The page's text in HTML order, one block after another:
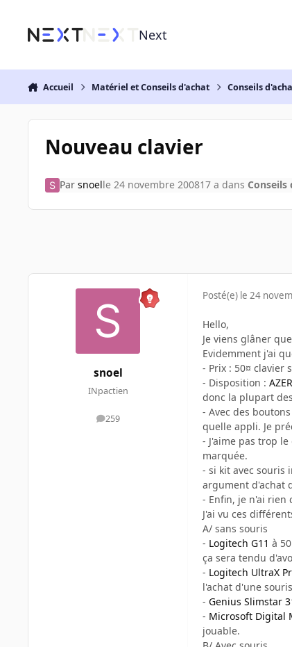
Next
Accueil Matériel et Conseils d'achat Conseils
Nouveau clavier
Par snoelle 24 novembre 200817 a dans Conseils
snoel
INpactien
259
messages
Posté(e) le 24
Hello,
Je viens glâner
Evidemment j'ai
- Prix : 50¤ clavier
- Disposition :
donc la plupart
- Avec des
quelle appli. Je
- J'aime pas trop
marquée.
- si kit avec souris
argument d'achat
- Enfin, je n'ai rien
J'ai vu ces
A/ sans souris
- Logitech G11 à
ça sera tendu
- Logitech UltraX
l'achat d'une
- Genius Slimstar
- Microsoft Digital
jouable.